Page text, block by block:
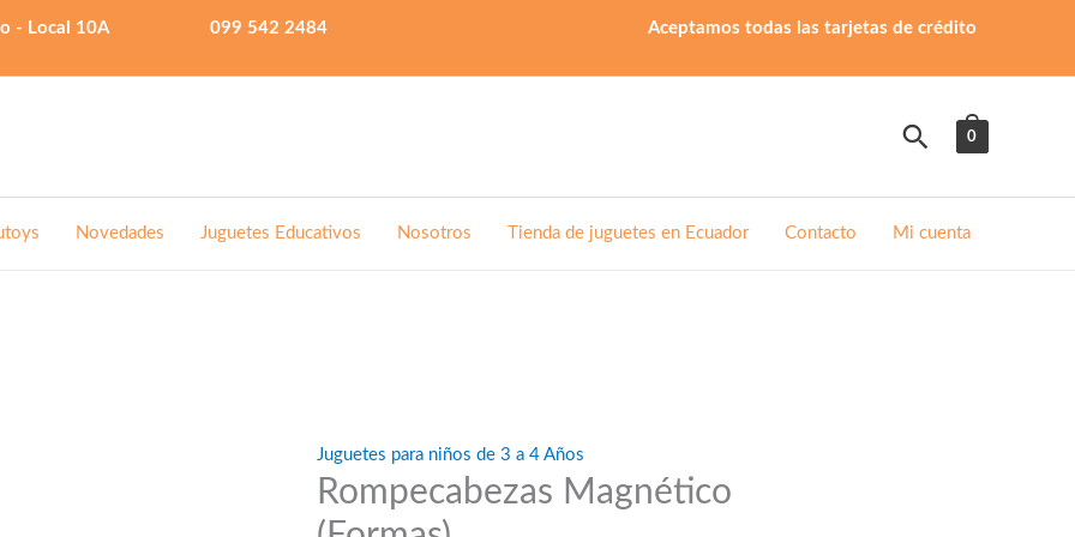
- Local 10A 099 542 2484 Aceptamos todas las tarjetas de crédito
Buscar
0
Novedades Juguetes Educativos Nosotros Tienda de juguetes en Ecuador Contacto Mi cuenta
Juguetes para niños de 3 a 4 Años
Rompecabezas Magnético